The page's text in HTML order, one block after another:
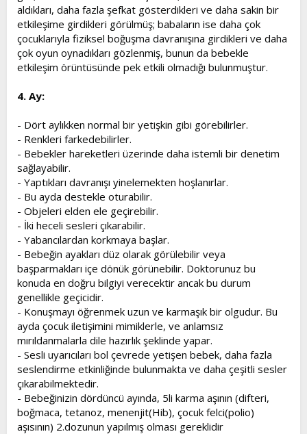
aldıkları, daha fazla şefkat gösterdikleri ve daha sakin bir
etkileşime girdikleri görülmüş; babaların ise daha çok
çocuklarıyla fiziksel boğuşma davranışına girdikleri ve daha
çok oyun oynadıkları gözlenmiş, bunun da bebekle
etkileşim örüntüsünde pek etkili olmadığı bulunmuştur.
4. Ay:
- Dört aylıkken normal bir yetişkin gibi görebilirler.
- Renkleri farkedebilirler.
- Bebekler hareketleri üzerinde daha istemli bir denetim
sağlayabilir.
- Yaptıkları davranışı yinelemekten hoşlanırlar.
- Bu ayda destekle oturabilir.
- Objeleri elden ele geçirebilir.
- İki heceli sesleri çıkarabilir.
- Yabancılardan korkmaya başlar.
- Bebeğin ayakları düz olarak görülebilir veya
başparmakları içe dönük görünebilir. Doktorunuz bu
konuda en doğru bilgiyi verecektir ancak bu durum
genellikle geçicidir.
- Konuşmayı öğrenmek uzun ve karmaşık bir olgudur. Bu
ayda çocuk iletişimini mimiklerle, ve anlamsız
mırıldanmalarla dile hazırlık şeklinde yapar.
- Sesli uyarıcıları bol çevrede yetişen bebek, daha fazla
seslendirme etkinliğinde bulunmakta ve daha çeşitli sesler
çıkarabilmektedir.
- Bebeğinizin dördüncü ayında, 5li karma aşının (difteri,
boğmaca, tetanoz, menenjit(Hib), çocuk felci(polio)
aşısının) 2.dozunun yapılmış olması gereklidir